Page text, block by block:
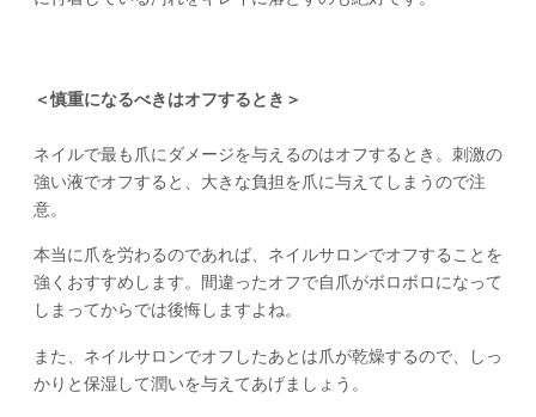
＜慎重になるべきはオフするとき＞
ネイルで最も爪にダメージを与えるのはオフするとき。刺激の
強い液でオフすると、大きな負担を爪に与えてしまうので注
意。
本当に爪を労わるのであれば、ネイルサロンでオフすることを
強くおすすめします。間違ったオフで自爪がボロボロになって
しまってからでは後悔しますよね。
また、ネイルサロンでオフしたあとは爪が乾燥するので、しっ
かりと保湿して潤いを与えてあげましょう。